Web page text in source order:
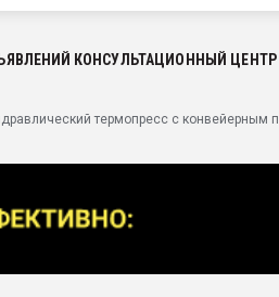
КОНСУЛЬТАЦИОННЫЙ ЦЕНТР
термопресс с